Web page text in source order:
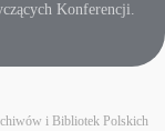
Konferencji.
i Bibliotek Polskich